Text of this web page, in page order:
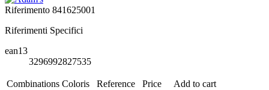
Riferimento 841625001
Riferimenti Specifici
ean13
3296992827535
Combinations Coloris Reference Price Add to cart